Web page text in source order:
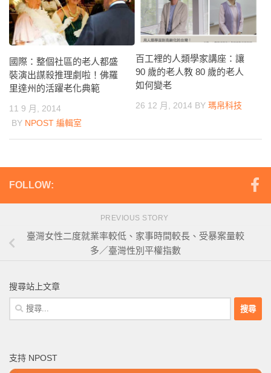
國際：整個社區的老人都盛
裝演出謀殺推理劇啦！佛羅
里達州的活躍老化典範
11 9 月, 2014
BY NPOST 編輯室
百工裡的人類學家講座：讓
90 歲的老人教 80 歲的老人
如何變老
26 12 月, 2014 BY 瑪帛科技
FOLLOW:
PREVIOUS STORY
臺灣女性二度就業率較低、家事時間較長、受暴案量較
多／臺灣性別平權指數
搜尋站上文章
搜
尋
字:
支持 NPOST